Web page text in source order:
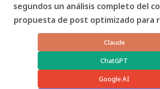
segundos un análisis completo del
propuesta de post optimizado para
Claude
ChatGPT
Google AI